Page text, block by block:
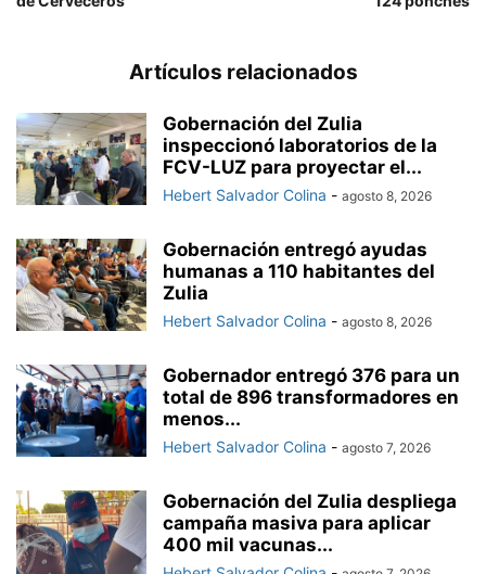
Artículos relacionados
Gobernación del Zulia
inspeccionó laboratorios de la
FCV-LUZ para proyectar el...
Hebert Salvador Colina - agosto 8, 2026
Gobernación entregó ayudas
humanas a 110 habitantes del
Zulia
Hebert Salvador Colina - agosto 8, 2026
Gobernador entregó 376 para un
total de 896 transformadores en
menos...
Hebert Salvador Colina - agosto 7, 2026
Gobernación del Zulia despliega
campaña masiva para aplicar
400 mil vacunas...